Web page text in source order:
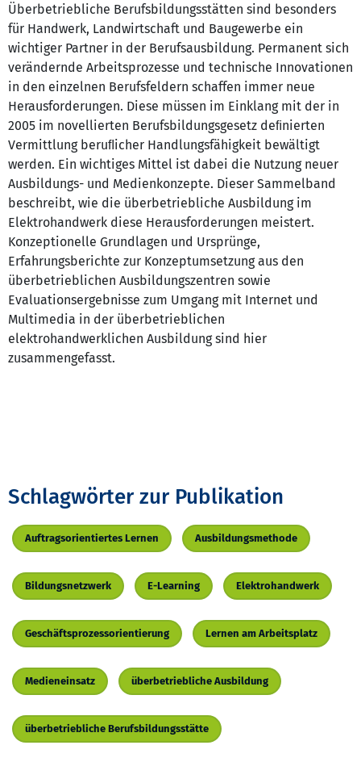
Überbetriebliche Berufsbildungsstätten sind besonders
für Handwerk, Landwirtschaft und Baugewerbe ein
wichtiger Partner in der Berufsausbildung. Permanent sich
verändernde Arbeitsprozesse und technische Innovationen
in den einzelnen Berufsfeldern schaffen immer neue
Herausforderungen. Diese müssen im Einklang mit der in
2005 im novellierten Berufsbildungsgesetz deﬁnierten
Vermittlung beruﬂicher Handlungsfähigkeit bewältigt
werden. Ein wichtiges Mittel ist dabei die Nutzung neuer
Ausbildungs- und Medienkonzepte. Dieser Sammelband
beschreibt, wie die überbetriebliche Ausbildung im
Elektrohandwerk diese Herausforderungen meistert.
Konzeptionelle Grundlagen und Ursprünge,
Erfahrungsberichte zur Konzeptumsetzung aus den
überbetrieblichen Ausbildungszentren sowie
Evaluationsergebnisse zum Umgang mit Internet und
Multimedia in der überbetrieblichen
elektrohandwerklichen Ausbildung sind hier
zusammengefasst.
Schlagwörter zur Publikation
Auftragsorientiertes Lernen Ausbildungsmethode
Bildungsnetzwerk E-Learning Elektrohandwerk
Geschäftsprozessorientierung Lernen am Arbeitsplatz
Medieneinsatz überbetriebliche Ausbildung
überbetriebliche Berufsbildungsstätte